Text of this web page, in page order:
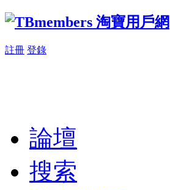
註冊 登錄
論壇
搜索